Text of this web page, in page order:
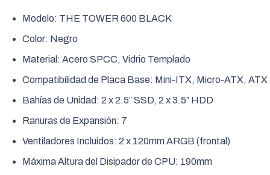
Modelo: THE TOWER 600 BLACK
Color: Negro
Material: Acero SPCC, Vidrio Templado
Compatibilidad de Placa Base: Mini-ITX, Micro-ATX, ATX
Bahías de Unidad: 2 x 2.5″ SSD, 2 x 3.5″ HDD
Ranuras de Expansión: 7
Ventiladores Incluidos: 2 x 120mm ARGB (frontal)
Máxima Altura del Disipador de CPU: 190mm